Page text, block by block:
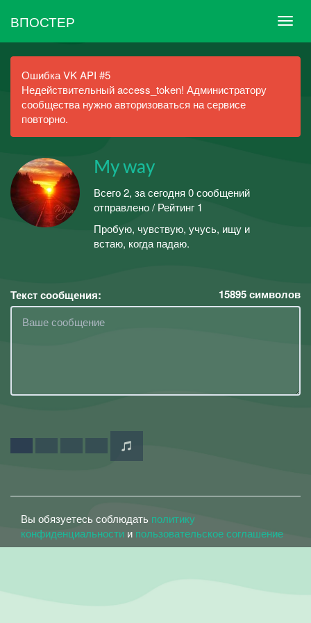
ВПОСТЕР
Ошибка VK API #5
Недействительный access_token! Администратору
сообщества нужно авторизоваться на сервисе
повторно.
My way
Всего 2, за сегодня 0 сообщений
отправлено / Рейтинг 1
Пробую, чувствую, учусь, ищу и
встаю, когда падаю.
Текст сообщения: 15895символов
Вы обязуетесь соблюдать политику
конфиденциальности и пользовательское соглашение